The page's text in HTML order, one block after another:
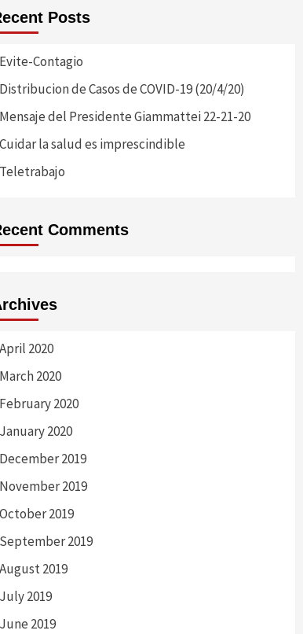
4
Cuidar la salud es
Posts
Evite-Contagio
Distribucion de Casos de COVID-19 (20/4/20)
Mensaje del Presidente Giammattei 22-21-20
Cuidar la salud es imprescindible
Teletrabajo
Comments
April 2020
March 2020
February 2020
January 2020
December 2019
November 2019
October 2019
September 2019
August 2019
July 2019
June 2019